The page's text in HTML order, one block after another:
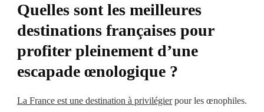
Quelles sont les meilleures
destinations françaises pour
profiter pleinement d’une
escapade œnologique ?
La France est une destination à privilégierpour les œnophiles.